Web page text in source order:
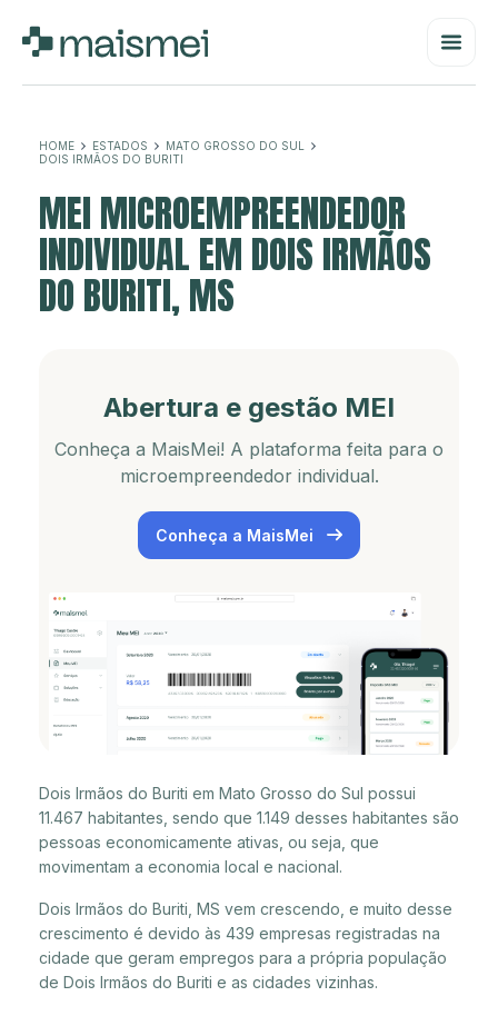
HOME ESTADOS
MATO GROSSO DO SUL
DOIS IRMÃOS DO BURITI
MEI MICROEMPREENDEDOR
INDIVIDUAL EM DOIS IRMÃOS
DO BURITI, MS
Abertura e gestão MEI
Conheça a MaisMei! A plataforma feita para o
microempreendedor individual.
Conheça a MaisMei
Dois Irmãos do Buriti em Mato Grosso do Sul possui
11.467 habitantes, sendo que 1.149 desses habitantes são
pessoas economicamente ativas, ou seja, que
movimentam a economia local e nacional.
Dois Irmãos do Buriti, MS vem crescendo, e muito desse
crescimento é devido às 439 empresas registradas na
cidade que geram empregos para a própria população
de Dois Irmãos do Buriti e as cidades vizinhas.